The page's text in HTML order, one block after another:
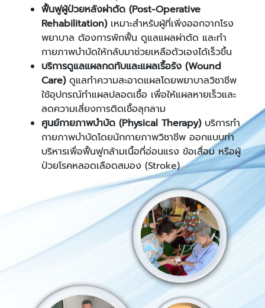
ฟื้นฟูผู้ป่วยหลังผ่าตัด (Post-Operative
Rehabilitation)เหมาะสำหรับผู้ที่เพิ่งออกจากโรง
พยาบาล ต้องการพักฟื้น ดูแลแผลผ่าตัด และทำ
กายภาพบำบัดให้กลับมาช่วยเหลือตัวเองได้เร็วขึ้น
บริการดูแลแผลกดทับและแผลเรื้อรัง (Wound
Care)ดูแลทำความสะอาดแผลโดยพยาบาลวิชาชีพ
ใช้อุปกรณ์ทำแผลปลอดเชื้อ เพื่อให้แผลหายเร็วและ
ลดความเสี่ยงการติดเชื้อลุกลาม
ศูนย์กายภาพบำบัด (Physical Therapy)บริการทำ
กายภาพบำบัดโดยนักกายภาพวิชาชีพ ออกแบบท่า
บริหารเพื่อฟื้นฟูกล้ามเนื้อที่อ่อนแรง ข้อเสื่อม หรือผู้
ป่วยโรคหลอดเลือดสมอง (Stroke)